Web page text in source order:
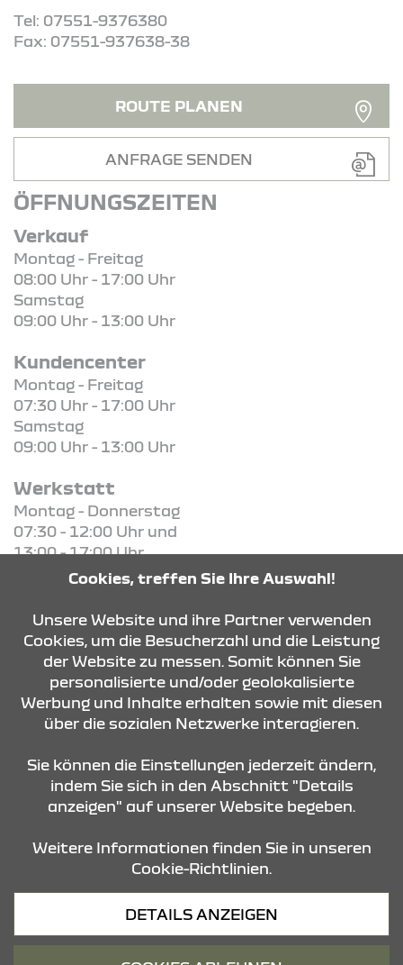
Tel: 07551-9376380
Fax: 07551-937638-38
ROUTE PLANEN
ANFRAGE SENDEN
ÖFFNUNGSZEITEN
Verkauf
Montag - Freitag
08:00 Uhr - 17:00 Uhr
Samstag
09:00 Uhr - 13:00 Uhr
Kundencenter
Montag - Freitag
07:30 Uhr - 17:00 Uhr
Samstag
09:00 Uhr - 13:00 Uhr
Werkstatt
Montag - Donnerstag
07:30 - 12:00 Uhr und
13:00 - 17:00 Uhr
13:00 - 16:00 Uhr
KONTAKT & ANFAHRT
Datenschutz
Cookies, treffen Sie Ihre Auswahl!
Unsere Website und ihre Partner verwenden
Cookies, um die Besucherzahl und die Leistung
der Website zu messen. Somit können Sie
personalisierte und/oder geolokalisierte
Werbung und Inhalte erhalten sowie mit diesen
über die sozialen Netzwerke interagieren.
Sie können die Einstellungen jederzeit ändern,
indem Sie sich in den Abschnitt "Details
anzeigen" auf unserer Website begeben.
Weitere Informationen finden Sie in unseren
Cookie-Richtlinien.
DETAILS ANZEIGEN